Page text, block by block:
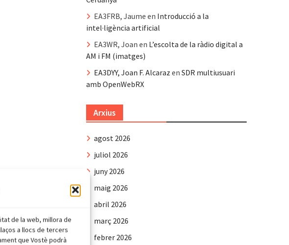
de la web, millora de
a llocs de tercers
que Vostè podrà
EA3FRB, Jaume en Introducció a la
intel·ligència artificial
EA3WR, Joan en L’escolta de la ràdio digital a
AM i FM (imatges)
EA3DYY, Joan F. Alcaraz en SDR multiusuari
amb OpenWebRX
Arxius
agost 2026
juliol 2026
juny 2026
maig 2026
abril 2026
març 2026
febrer 2026